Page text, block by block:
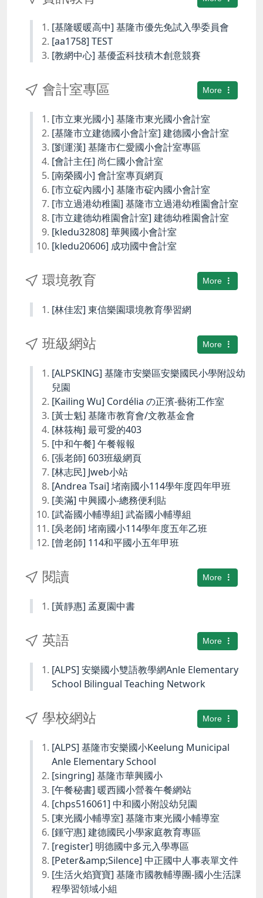
[基隆暖暖高中] 基隆市優先免試入學委員會
[aa1758] TEST
[教網中心] 基優盃科技積木創意競賽
More
會計室專區
[市立東光國小] 基隆市東光國小會計室
[基隆市立建德國小會計室] 建德國小會計室
[劉運漢] 基隆市仁愛國小會計室專區
[會計主任] 尚仁國小會計室
[南榮國小] 會計室專頁網頁
[市立碇內國小] 基隆市碇內國小會計室
[市立過港幼稚園] 基隆市立過港幼稚園會計室
[市立建德幼稚園會計室] 建德幼稚園會計室
[kledu32808] 華興國小會計室
[kledu20606] 成功國中會計室
More
環境教育
[林佳宏] 東信樂園環境教育學習網
More
班級網站
[ALPSKING] 基隆市安樂區安樂國民小學附設幼
兒園
[Kailing Wu] Cordélia の正濱-藝術工作室
[黃士魁] 基隆市教育會/文教基金會
[林筱梅] 最可愛的403
[中和午餐] 午餐報報
[張老師] 603班級網頁
[林志民] Jweb小站
[Andrea Tsai] 堵南國小114學年度四年甲班
[美滿] 中興國小-總務便利貼
[武崙國小輔導組] 武崙國小輔導組
[吳老師] 堵南國小114學年度五年乙班
[曾老師] 114和平國小五年甲班
More
閱讀
[黃靜惠] 孟夏園中書
More
英語
[ALPS] 安樂國小雙語教學網Anle Elementary
School Bilingual Teaching Network
More
學校網站
[ALPS] 基隆市安樂國小Keelung Municipal
Anle Elementary School
[singring] 基隆市華興國小
[午餐秘書] 暖西國小營養午餐網站
[chps516061] 中和國小附設幼兒園
[東光國小輔導室] 基隆市東光國小輔導室
[鍾守惠] 建德國民小學家庭教育專區
[register] 明德國中多元入學專區
[Peter&amp;Silence] 中正國中人事表單文件
[生活火焰寶寶] 基隆市國教輔導團-國小生活課
程學習領域小組